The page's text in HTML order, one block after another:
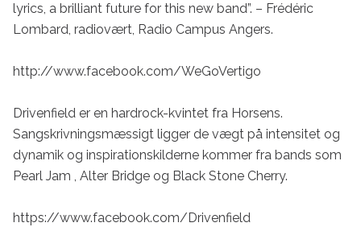
lyrics, a brilliant future for this new band”. – Frédéric
Lombard, radiovært, Radio Campus Angers.
http://www.facebook.com/WeGoVertigo
Drivenfield er en hardrock-kvintet fra Horsens.
Sangskrivningsmæssigt ligger de vægt på intensitet og
dynamik og inspirationskilderne kommer fra bands som
Pearl Jam , Alter Bridge og Black Stone Cherry.
https://www.facebook.com/Drivenfield